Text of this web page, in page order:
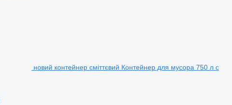
новий контейнер сміттєвий Контейнер для мусора 750 л с